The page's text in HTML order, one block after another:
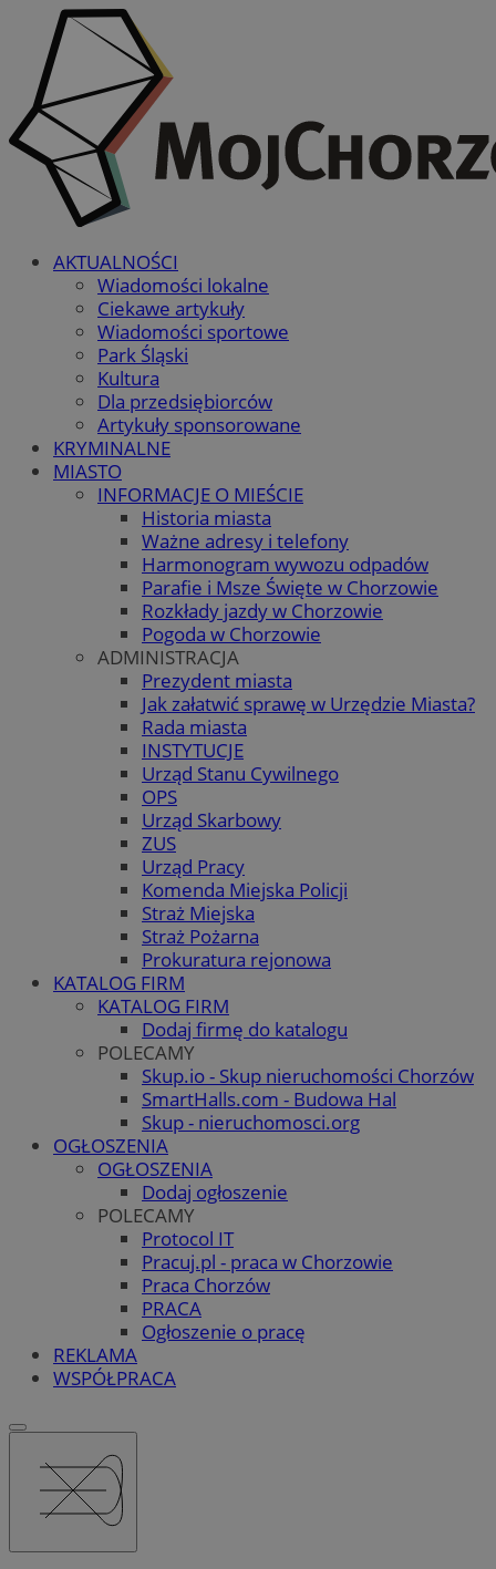
AKTUALNOŚCI
Wiadomości lokalne
Ciekawe artykuły
Wiadomości sportowe
Park Śląski
Kultura
Dla przedsiębiorców
Artykuły sponsorowane
KRYMINALNE
MIASTO
INFORMACJE O MIEŚCIE
Historia miasta
Ważne adresy i telefony
Harmonogram wywozu odpadów
Parafie i Msze Święte w Chorzowie
Rozkłady jazdy w Chorzowie
Pogoda w Chorzowie
ADMINISTRACJA
Prezydent miasta
Jak załatwić sprawę w Urzędzie Miasta?
Rada miasta
INSTYTUCJE
Urząd Stanu Cywilnego
OPS
Urząd Skarbowy
ZUS
Urząd Pracy
Komenda Miejska Policji
Straż Miejska
Straż Pożarna
Prokuratura rejonowa
KATALOG FIRM
KATALOG FIRM
Dodaj firmę do katalogu
POLECAMY
Skup.io - Skup nieruchomości Chorzów
SmartHalls.com - Budowa Hal
Skup - nieruchomosci.org
OGŁOSZENIA
OGŁOSZENIA
Dodaj ogłoszenie
POLECAMY
Protocol IT
Pracuj.pl - praca w Chorzowie
Praca Chorzów
PRACA
Ogłoszenie o pracę
REKLAMA
WSPÓŁPRACA